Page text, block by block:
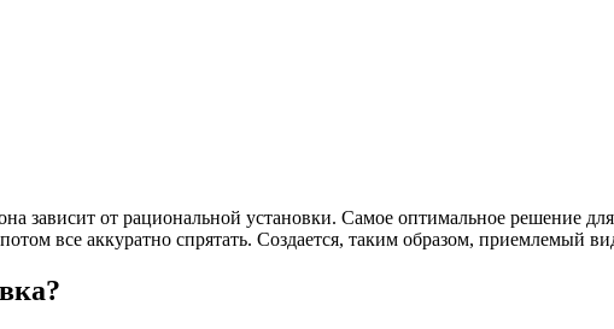
зависит от рациональной установки. Самое оптимальное решение
все аккуратно спрятать. Создается, таким образом, приемлемый